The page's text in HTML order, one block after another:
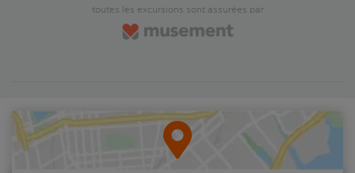
toutes les excursions sont assurées par